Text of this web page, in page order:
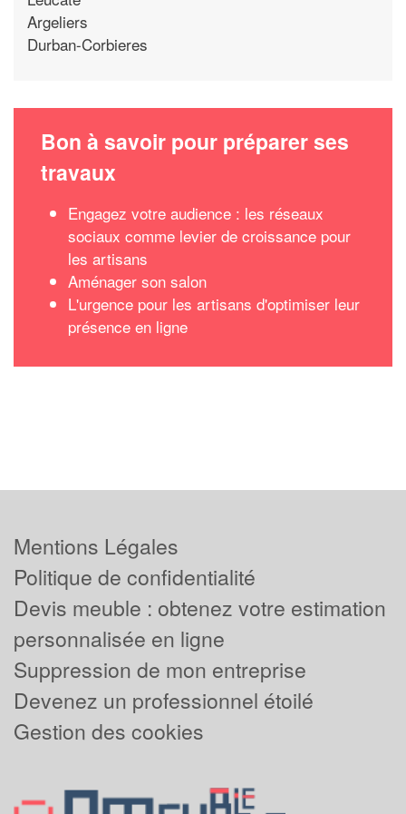
Argeliers
Durban-Corbieres
Bon à savoir pour préparer ses
travaux
Engagez votre audience : les réseaux
sociaux comme levier de croissance pour
les artisans
Aménager son salon
L'urgence pour les artisans d'optimiser leur
présence en ligne
Mentions Légales
Politique de confidentialité
Devis meuble : obtenez votre estimation
personnalisée en ligne
Suppression de mon entreprise
Devenez un professionnel étoilé
Gestion des cookies